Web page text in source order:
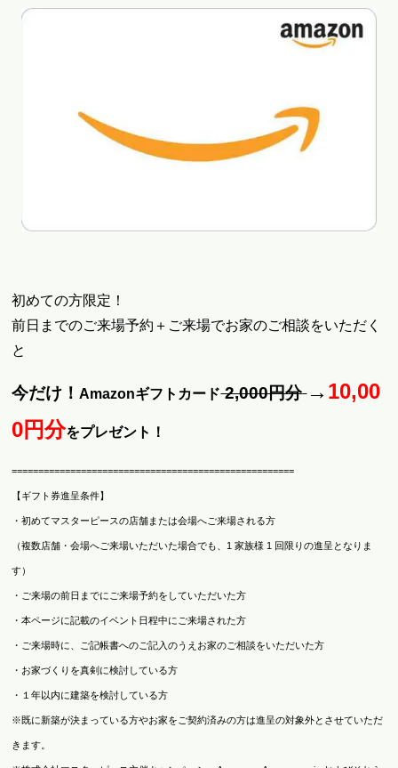
初めての方限定！
前日までのご来場予約＋ご来場でお家のご相談をいただく
と
今だけ！Amazonギフトカード2,000円分 → 10,00
0円分をプレゼント！
=====================================================
【ギフト券進呈条件】
・初めてマスターピースの店舗または会場へご来場される方
（複数店舗・会場へご来場いただいた場合でも、1 家族様 1 回限りの進呈となりま
す）
・ご来場の前日までにご来場予約をしていただいた方
・本ページに記載のイベント日程中にご来場された方
・ご来場時に、ご記帳書へのご記入のうえお家のご相談をいただいた方
・お家づくりを真剣に検討している方
・１年以内に建築を検討している方
※既に新築が決まっている方やお家をご契約済みの方は進呈の対象外とさせていただ
きます。